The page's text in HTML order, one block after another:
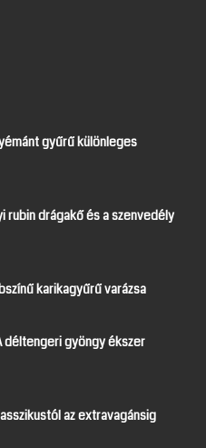
gyűrű különleges
rubin drágakő és a szenvedély
karikagyűrű varázsa
déltengeri gyöngy ékszer
az extravagánsig